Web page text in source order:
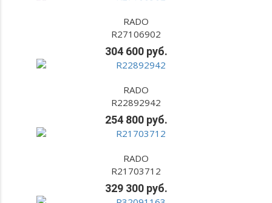
RADO
R27106902
304 600 руб.
RADO
R22892942
254 800 руб.
RADO
R21703712
329 300 руб.